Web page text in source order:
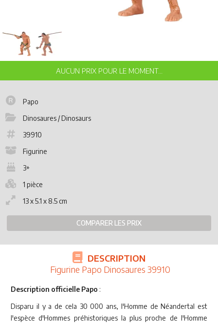
Papo
Dinosaures / Dinosaurs
39910
Figurine
3+
1 pièce
13 x 5.1 x 8.5 cm
COMPARER LES PRIX
DESCRIPTION
Figurine Papo Dinosaures 39910
Description officielle Papo :
Disparu il y a de cela 30 000 ans, l'Homme de Néandertal est
l'espèce d'Hommes préhistoriques la plus proche de l'Homme